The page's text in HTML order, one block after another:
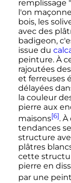
remplissage
l'on
bois, les
avec des
badigeon,
issue du
peinture. À
rajoutées
et ferreuses
délayées
la couleur
pierre aux
maisons[6].
tendances
structure
plâtres
cette
pierre en
par une